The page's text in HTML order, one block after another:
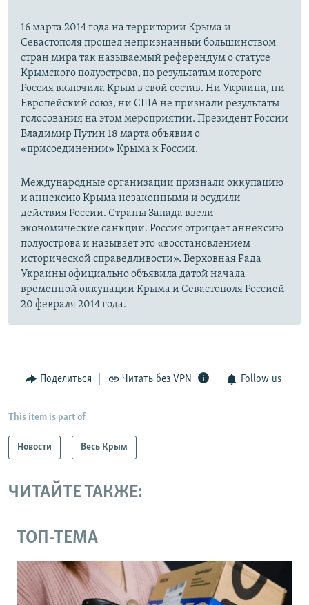
16 марта 2014 года на территории Крыма и
Севастополя прошел непризнанный большинством
стран мира так называемый референдум о статусе
Крымского полуострова, по результатам которого
Россия включила Крым в свой состав. Ни Украина, ни
Европейский союз, ни США не признали результаты
голосования на этом мероприятии. Президент России
Владимир Путин 18 марта объявил о
«присоединении» Крыма к России.
Международные организации признали оккупацию
и аннексию Крыма незаконными и осудили
действия России. Страны Запада ввели
экономические санкции. Россия отрицает аннексию
полуострова и называет это «восстановлением
исторической справедливости». Верховная Рада
Украины официально объявила датой начала
временной оккупации Крыма и Севастополя Россией
20 февраля 2014 года.
Поделиться Читать без VPN Follow us
This item is part of
Новости Весь Крым
ЧИТАЙТЕ ТАКЖЕ:
ТОП-ТЕМА